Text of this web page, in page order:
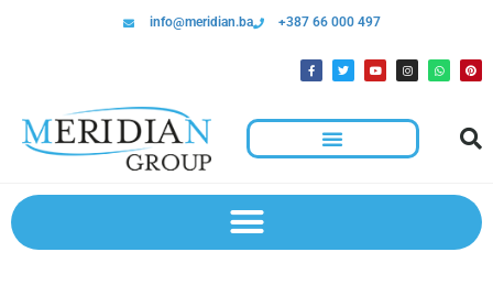
info@meridian.ba +387 66 000 497